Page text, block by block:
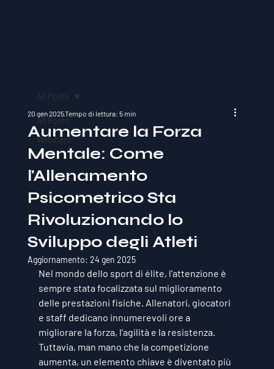
All Posts
Webinars
All Posts
Aumentare la Forza
Mentale: Come
l'Allenamento
Psicometrico Sta
Rivoluzionando lo
Sviluppo degli Atleti
20 gen 2025Tempo di lettura: 5 min
Aggiornamento: 24 gen 2025
Nel mondo dello sport di élite, l'attenzione è
sempre stata focalizzata sul miglioramento
delle prestazioni fisiche. Allenatori, giocatori
e staff dedicano innumerevoli ore a
migliorare la forza, l'agilità e la resistenza.
Tuttavia, man mano che la competizione
aumenta, un elemento chiave è diventato più